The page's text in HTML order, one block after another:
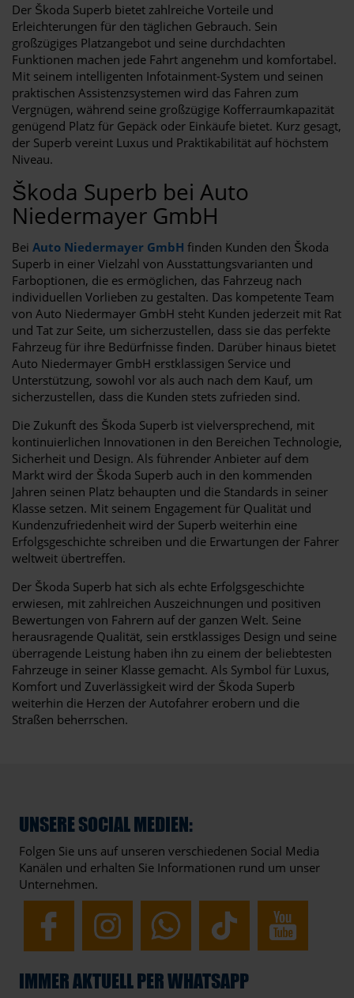
Der Škoda Superb bietet zahlreiche Vorteile und
Erleichterungen für den täglichen Gebrauch. Sein
großzügiges Platzangebot und seine durchdachten
Funktionen machen jede Fahrt angenehm und komfortabel.
Mit seinem intelligenten Infotainment-System und seinen
praktischen Assistenzsystemen wird das Fahren zum
Vergnügen, während seine großzügige Kofferraumkapazität
genügend Platz für Gepäck oder Einkäufe bietet. Kurz gesagt,
der Superb vereint Luxus und Praktikabilität auf höchstem
Niveau.
Škoda Superb bei Auto
Niedermayer GmbH
Bei Auto Niedermayer GmbH finden Kunden den Škoda
Superb in einer Vielzahl von Ausstattungsvarianten und
Farboptionen, die es ermöglichen, das Fahrzeug nach
individuellen Vorlieben zu gestalten. Das kompetente Team
von Auto Niedermayer GmbH steht Kunden jederzeit mit Rat
und Tat zur Seite, um sicherzustellen, dass sie das perfekte
Fahrzeug für ihre Bedürfnisse finden. Darüber hinaus bietet
Auto Niedermayer GmbH erstklassigen Service und
Unterstützung, sowohl vor als auch nach dem Kauf, um
sicherzustellen, dass die Kunden stets zufrieden sind.
Die Zukunft des Škoda Superb ist vielversprechend, mit
kontinuierlichen Innovationen in den Bereichen Technologie,
Sicherheit und Design. Als führender Anbieter auf dem
Markt wird der Škoda Superb auch in den kommenden
Jahren seinen Platz behaupten und die Standards in seiner
Klasse setzen. Mit seinem Engagement für Qualität und
Kundenzufriedenheit wird der Superb weiterhin eine
Erfolgsgeschichte schreiben und die Erwartungen der Fahrer
weltweit übertreffen.
Der Škoda Superb hat sich als echte Erfolgsgeschichte
erwiesen, mit zahlreichen Auszeichnungen und positiven
Bewertungen von Fahrern auf der ganzen Welt. Seine
herausragende Qualität, sein erstklassiges Design und seine
überragende Leistung haben ihn zu einem der beliebtesten
Fahrzeuge in seiner Klasse gemacht. Als Symbol für Luxus,
Komfort und Zuverlässigkeit wird der Škoda Superb
weiterhin die Herzen der Autofahrer erobern und die
Straßen beherrschen.
UNSERE SOCIAL MEDIEN:
Folgen Sie uns auf unseren verschiedenen Social Media
Kanälen und erhalten Sie Informationen rund um unser
Unternehmen.
IMMER AKTUELL PER WHATSAPP